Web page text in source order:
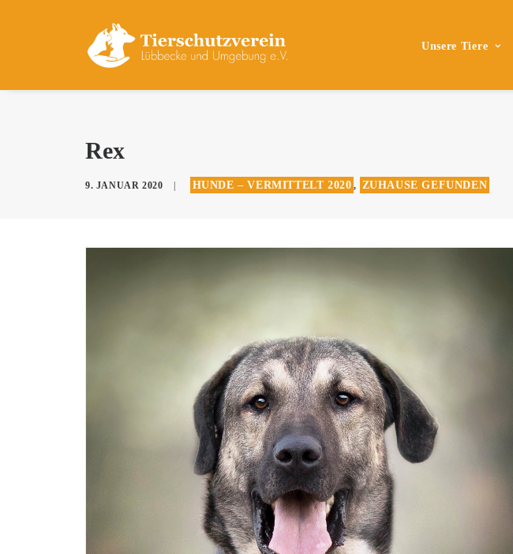
Unsere Tiere
Rex
9. JANUAR 2020 HUNDE – VERMITTELT 2020 , ZUHAUSE GEFUNDEN